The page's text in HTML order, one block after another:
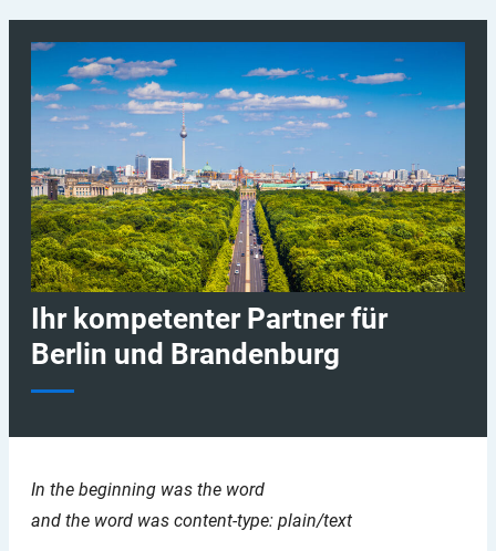
Ihr kompetenter Partner für
Berlin und Brandenburg
In the beginning was the word
and the word was content-type: plain/text